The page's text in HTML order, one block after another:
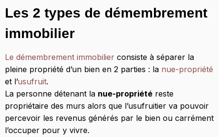
Les 2 types de démembrement
immobilier
Le démembrement immobilier consiste à séparer la
pleine propriété d’un bien en 2 parties : la nue-propriété
et l’usufruit.
La personne détenant la nue-propriété reste
propriétaire des murs alors que l’usufruitier va pouvoir
percevoir les revenus générés par le bien ou carrément
l’occuper pour y vivre.